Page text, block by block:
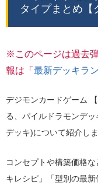
タイプまとめ【
※このページは過去
報は「 最新デッキラ
デジモンカードゲーム
る、パイルドラモンデ
デッキ)について紹介しま
コンセプトや構築価格
キレシピ」「型別の最